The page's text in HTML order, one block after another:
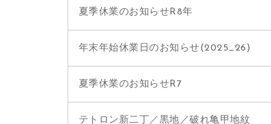
夏季休業のお知らせR8年
年末年始休業日のお知らせ(2025_26)
夏季休業のお知らせR7
テトロン新二丁／黒地／破れ亀甲地紋